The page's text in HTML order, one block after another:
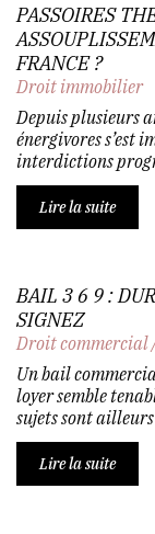
PASSOIRES
FRANCE ?
Droit immobilier
Depuis plusieurs
énergivores s’est
interdictions
Lire la suite
BAIL 3 6 9 :
SIGNEZ
Droit commercial
Un bail
loyer semble
sujets sont
Lire la suite